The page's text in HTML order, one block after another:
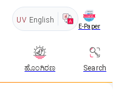
UV English
E-Paper
ಹೊಂಗಿರಣ Search